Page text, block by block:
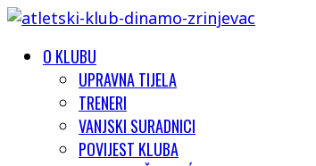
O KLUBU
UPRAVNA TIJELA
TRENERI
VANJSKI SURADNICI
POVIJEST KLUBA